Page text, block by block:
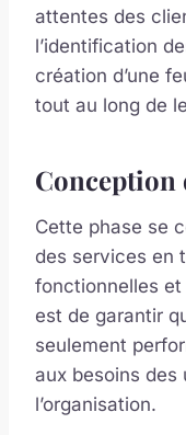
attentes des
l’identification
création d’une
tout au long de
Conception
Cette phase se
des services en
fonctionnelles et
est de garantir
seulement
aux besoins des
l’organisation.